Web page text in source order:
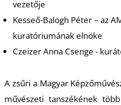
vezetője
Kesseő-Balogh Péter – az
kuratóriumának elnöke
Czeizer Anna Csenge -
A zsűri a Magyar
művészeti tanszékének